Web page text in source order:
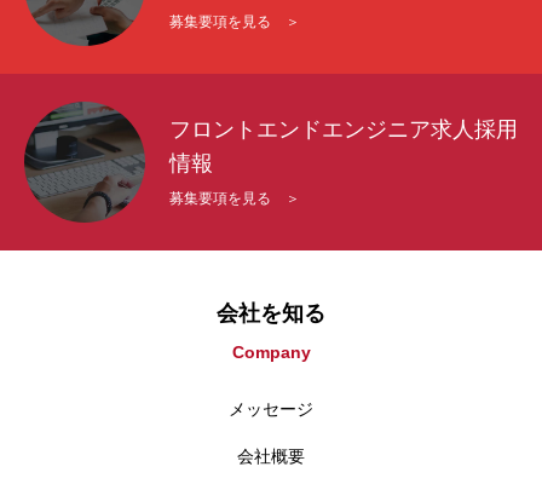
募集要項を見る ＞
フロントエンドエンジニア求人採用
情報
募集要項を見る ＞
会社を知る
Company
メッセージ
会社概要